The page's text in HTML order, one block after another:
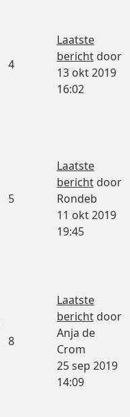
4
Laatste
berichtdoor
13 okt 2019
16:02
5
Laatste
berichtdoor
Rondeb
11 okt 2019
19:45
8
Laatste
berichtdoor
Anja de
Crom
25 sep 2019
14:09